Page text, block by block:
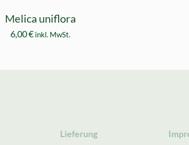
Melica uniflora
6,00€ inkl. MwSt.
Lieferung